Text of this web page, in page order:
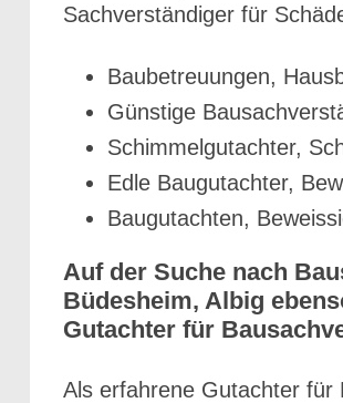
Sachverständiger für
Baubetreuungen,
Günstige
Schimmelgutachter,
Edle Baugutachter,
Baugutachten,
Auf der Suche nach
Büdesheim, Albig
Gutachter für
Als erfahrene Gutachter für